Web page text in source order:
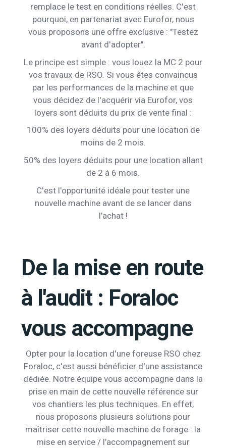
remplace le test en conditions réelles. C'est
pourquoi, en partenariat avec Eurofor, nous
vous proposons une offre exclusive : "Testez
avant d'adopter".
Le principe est simple : vous louez la MC 2 pour
vos travaux de RSO. Si vous êtes convaincus
par les performances de la machine et que
vous décidez de l'acquérir via Eurofor, vos
loyers sont déduits du prix de vente final :
100% des loyers déduits pour une location de
moins de 2 mois.
50% des loyers déduits pour une location allant
de 2 à 6 mois.
C'est l'opportunité idéale pour tester une
nouvelle machine avant de se lancer dans
l’achat !
De la mise en route
à l'audit : Foraloc
vous accompagne
Opter pour la location d'une foreuse RSO chez
Foraloc, c'est aussi bénéficier d'une assistance
dédiée. Notre équipe vous accompagne dans la
prise en main de cette nouvelle référence sur
vos chantiers les plus techniques. En effet,
nous proposons plusieurs solutions pour
maîtriser cette nouvelle machine de forage : la
mise en service / l’accompagnement sur